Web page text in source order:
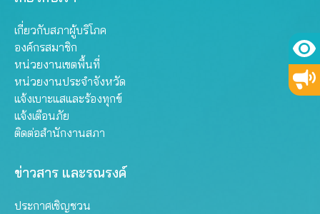
เกี่ยวกับสภาผู้บริโภค
องค์กรสมาชิก
หน่วยงานเขตพื้นที่
หน่วยงานประจำจังหวัด
แจ้งเบาะแสและร้องทุกข์
แจ้งเตือนภัย
ติดต่อสำนักงานสภา
ข่าวสาร และรณรงค์
ประกาศเชิญชวน